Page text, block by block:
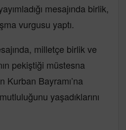
mesajında birlik,
vurgusu yaptı.
milletçe birlik ve
pekiştiği müstesna
Kurban Bayramı’na
yaşadıklarını